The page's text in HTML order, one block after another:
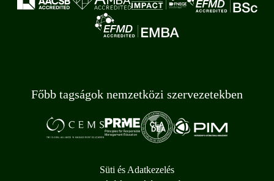
Főbb tagságok nemzetközi szervezetekben
Süti és Adatkezelés